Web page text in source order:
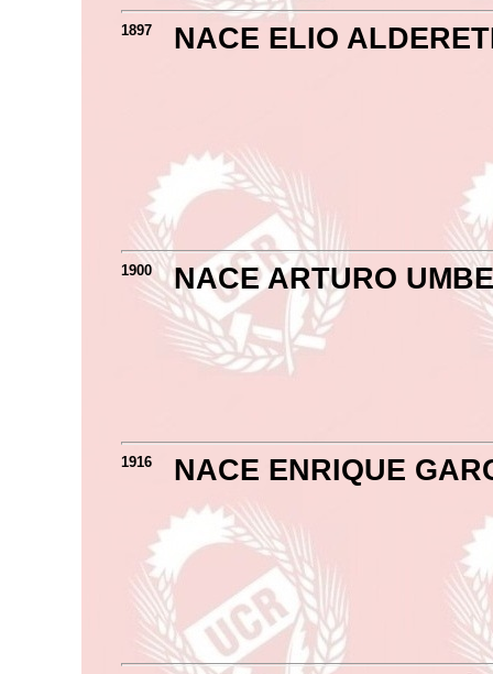
1897 NACE ELIO
1900 NACE ARTURO
1916 NACE ENRIQUE